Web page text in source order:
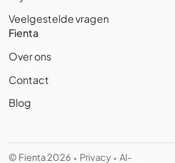
Veelgestelde vragen
Fienta
Over ons
Contact
Blog
© Fienta 2026 • Privacy • AI-